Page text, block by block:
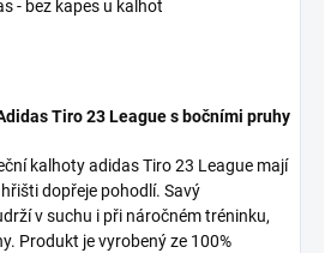
- bez kapes u kalhot
Tiro 23 League s bočními pruhy
kalhoty adidas Tiro 23 League mají
dopřeje pohodlí. Savý
v suchu i při náročném tréninku,
Produkt je vyrobený ze 100%